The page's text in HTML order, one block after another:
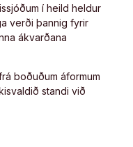
í heild heldur
verði þannig fyrir
ákvarðana
boðuðum áformum
standi við